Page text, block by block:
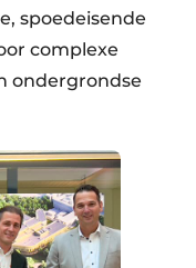
spoedeisende
complexe
ondergrondse